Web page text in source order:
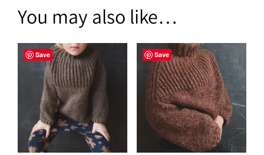
You may also like…
Save Save